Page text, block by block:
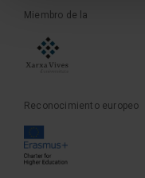
Miembro de la
Reconocimiento europeo